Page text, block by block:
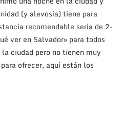
(y alevosía) tiene para
recomendable sería de 2-
ver en Salvador» para todos
ciudad pero no tienen muy
ofrecer, aquí están los